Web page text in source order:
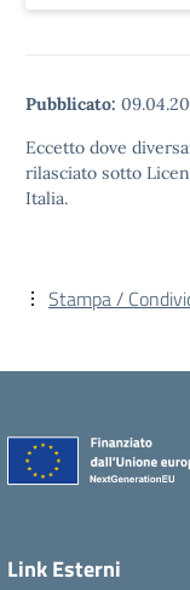
Pubblicato:
Eccetto dove
rilasciato sotto
Italia.
Stampa /
Link Esterni